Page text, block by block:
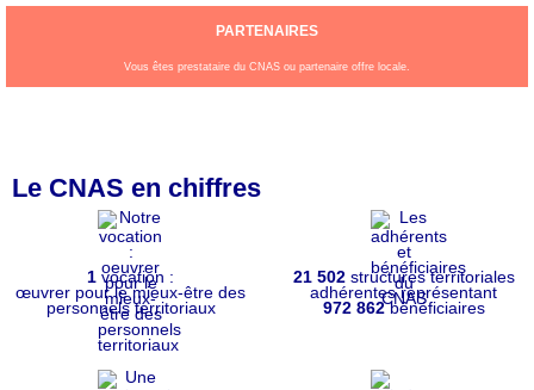
PARTENAIRES
Vous êtes prestataire du CNAS ou partenaire offre locale.
Le CNAS en chiffres
1 vocation :
œuvrer pour le mieux-être des
personnels territoriaux
21 502structures territoriales
adhérentes représentant
972 862bénéficiaires